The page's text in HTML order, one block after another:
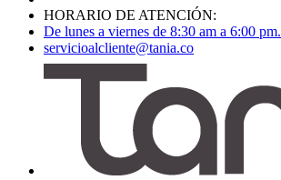
HORARIO DE ATENCIÓN:
De lunes a viernes de 8:30 am a 6:00 pm.
servicioalcliente@tania.co